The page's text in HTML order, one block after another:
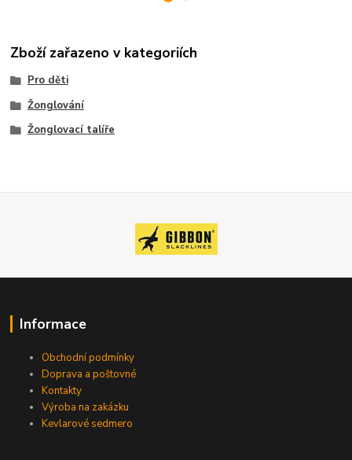
Zboží zařazeno v kategoriích
Pro děti
Žonglování
Žonglovací talíře
Informace
Obchodní podmínky
Doprava a poštovné
Kontakty
Výroba na zakázku
Kevlarové sedmero